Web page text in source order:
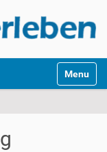
Toggle